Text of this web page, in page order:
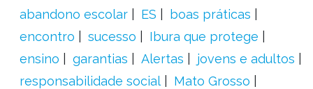
abandono escolar
ES
boas práticas
encontro
sucesso
Ibura que protege
ensino
garantias Alertas
jovens e adultos
responsabilidade social
Mato Grosso